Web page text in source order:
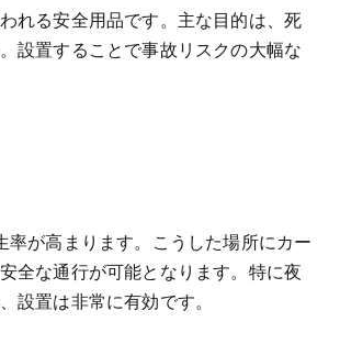
れる安全用品です。主な目的は、死
設置することで事故リスクの大幅な
が高まります。こうした場所にカー
全な通行が可能となります。特に夜
置は非常に有効です。